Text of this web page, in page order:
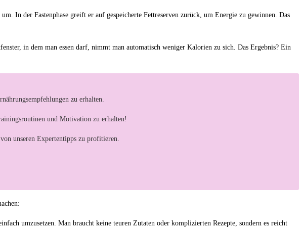
In der Fastenphase greift er auf ⁣gespeicherte Fettreserven ‌zurück, um Energie zu ‍gewinnen. ⁤Das
in dem⁣ man essen darf, ⁣nimmt ‍man automatisch weniger Kalorien zu ‍sich. Das Ergebnis?‌ Ein
zu erhalten.
und Motivation zu erhalten!
unseren Expertentipps zu profitieren.
umzusetzen. Man braucht⁣ keine ‍teuren ⁢Zutaten⁢ oder komplizierten Rezepte,​ sondern es reicht